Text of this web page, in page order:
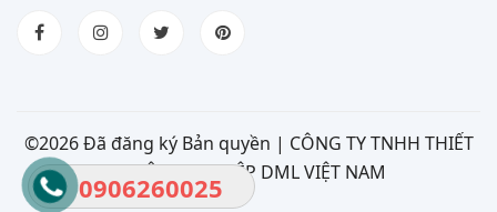
0906260025
©2026 Đã đăng ký Bản quyền | CÔNG TY TNHH THIẾT
BỊ CÔNG NGHIỆP DML VIỆT NAM